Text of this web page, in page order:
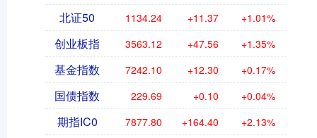
北证50 1134.24 +11.37 +1.01%
创业板指 3563.12 +47.56 +1.35%
基金指数 7242.10 +12.30 +0.17%
国债指数 229.69 +0.10 +0.04%
期指IC0 7877.80 +164.40 +2.13%